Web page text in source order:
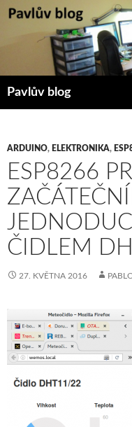
Přejít
Pavlův blog
ARDUINO, ELEKTRONIKA,
ESP8266
ČIDLEM
27. KVĚTNA 2016